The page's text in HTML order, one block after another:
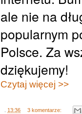
ale nie na
popularnym
Polsce. Za
dziękujemy!
Czytaj więcej >>
13:36 3 komentarze: